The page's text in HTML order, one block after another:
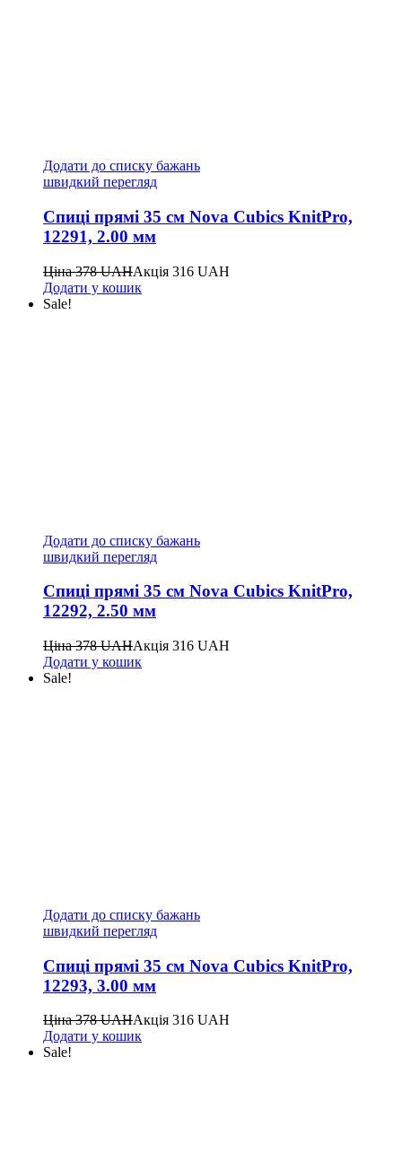
Додати до списку бажань
швидкий перегляд
Спиці прямі 35 см Nova Cubics KnitPro,
12291, 2.00 мм
Ціна378UAHАкція 316 UAH
Додати у кошик
Sale!
Додати до списку бажань
швидкий перегляд
Спиці прямі 35 см Nova Cubics KnitPro,
12292, 2.50 мм
Ціна378UAHАкція 316 UAH
Додати у кошик
Sale!
Додати до списку бажань
швидкий перегляд
Спиці прямі 35 см Nova Cubics KnitPro,
12293, 3.00 мм
Ціна378UAHАкція 316 UAH
Додати у кошик
Sale!